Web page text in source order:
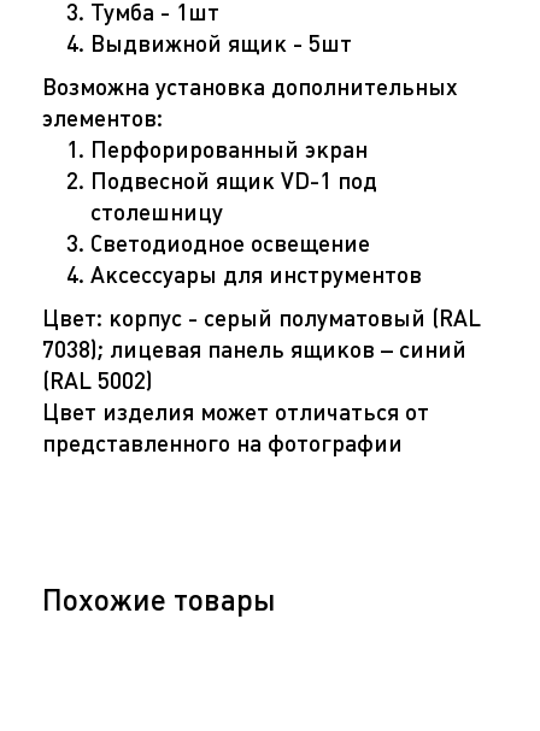
Тумба - 1шт
Выдвижной ящик - 5шт
Возможна установка дополнительных
элементов:
Перфорированный экран
Подвесной ящик VD-1 под
столешницу
Светодиодное освещение
Аксессуары для инструментов
Цвет: корпус - серый полуматовый (RAL
7038); лицевая панель ящиков – синий
(RAL 5002)
Цвет изделия может отличаться от
представленного на фотографии
Похожие товары